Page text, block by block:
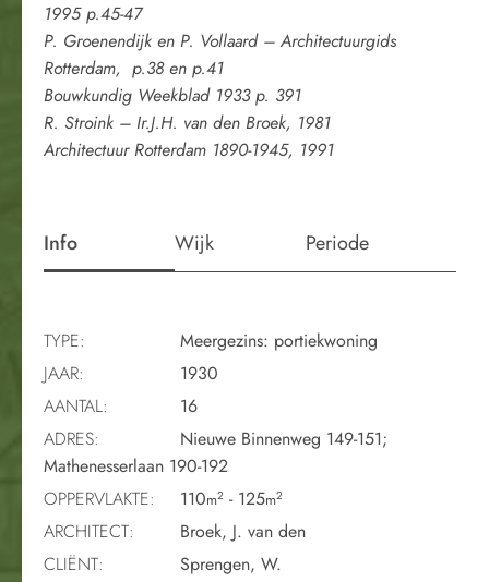
1995 p.45-47
P. Groenendijk en P. Vollaard –Architectuurgids
Rotterdam, p.38 en p.41
Bouwkundig Weekblad 1933 p. 391
R. Stroink – Ir.J.H. van den Broek, 1981
Architectuur Rotterdam 1890-1945, 1991
Info Wijk Periode
TYPE:
Meergezins: portiekwoning
JAAR:
1930
AANTAL:
16
ADRES:
Nieuwe Binnenweg 149-151;
Mathenesserlaan 190-192
OPPERVLAKTE:
110m2 - 125m2
ARCHITECT:
Broek, J. van den
CLIËNT:
Sprengen, W.